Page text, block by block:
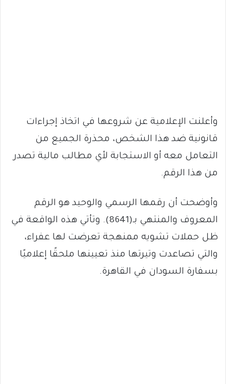
وأعلنت الإعلامية عن شروعها في اتخاذ إجراءات
قانونية ضد هذا الشخص، محذرة الجميع من
التعامل معه أو الاستجابة لأي مطالب مالية تصدر
من هذا الرقم.
وأوضحت أن رقمها الرسمي والوحيد هو الرقم
المعروف والمنتهي بـ(8641). وتأتي هذه الواقعة في
ظل حملات تشويه ممنهجة تعرضت لها عفراء،
والتي تصاعدت وتيرتها منذ تعيينها ملحقًا إعلاميًا
بسفارة السودان في القاهرة.